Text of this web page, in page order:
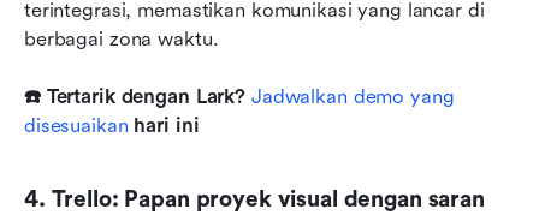
terintegrasi, memastikan komunikasi yang lancar di
berbagai zona waktu.
☎️ Tertarik dengan Lark? Jadwalkan demo yang
disesuaikan hari ini
4. Trello: Papan proyek visual dengan saran